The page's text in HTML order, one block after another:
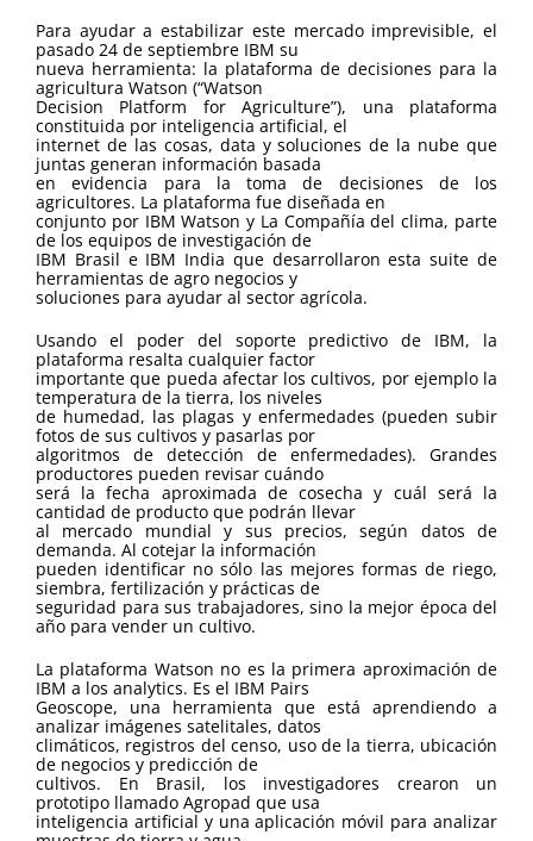
Para ayudar a estabilizar este mercado imprevisible, el
pasado 24 de septiembre IBM su
nueva herramienta: la plataforma de decisiones para la
agricultura Watson (“Watson
Decision Platform for Agriculture”), una plataforma
constituida por inteligencia artificial, el
internet de las cosas, data y soluciones de la nube que
juntas generan información basada
en evidencia para la toma de decisiones de los
agricultores. La plataforma fue diseñada en
conjunto por IBM Watson y La Compañía del clima, parte
de los equipos de investigación de
IBM Brasil e IBM India que desarrollaron esta suite de
herramientas de agro negocios y
soluciones para ayudar al sector agrícola.
Usando el poder del soporte predictivo de IBM, la
plataforma resalta cualquier factor
importante que pueda afectar los cultivos, por ejemplo la
temperatura de la tierra, los niveles
de humedad, las plagas y enfermedades (pueden subir
fotos de sus cultivos y pasarlas por
algoritmos de detección de enfermedades). Grandes
productores pueden revisar cuándo
será la fecha aproximada de cosecha y cuál será la
cantidad de producto que podrán llevar
al mercado mundial y sus precios, según datos de
demanda. Al cotejar la información
pueden identificar no sólo las mejores formas de riego,
siembra, fertilización y prácticas de
seguridad para sus trabajadores, sino la mejor época del
año para vender un cultivo.
La plataforma Watson no es la primera aproximación de
IBM a los analytics. Es el IBM Pairs
Geoscope, una herramienta que está aprendiendo a
analizar imágenes satelitales, datos
climáticos, registros del censo, uso de la tierra, ubicación
de negocios y predicción de
cultivos. En Brasil, los investigadores crearon un
prototipo llamado Agropad que usa
inteligencia artificial y una aplicación móvil para analizar